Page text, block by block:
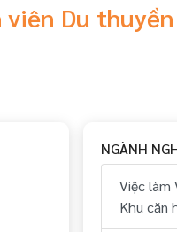
viên Du
NGÀNH
Việc làm
Khu căn